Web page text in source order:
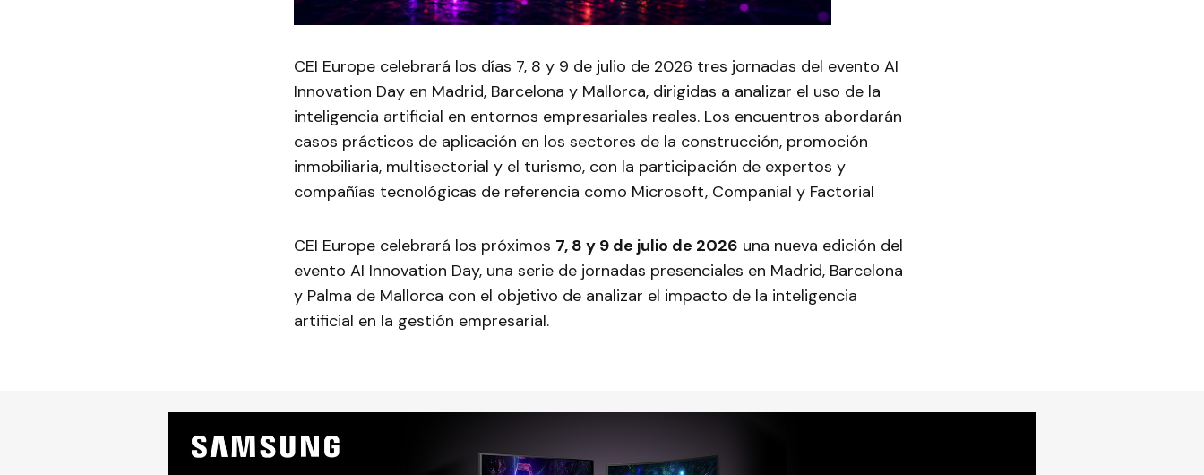
CEI Europe celebrará los días 7, 8 y 9 de julio de 2026 tres jornadas del evento AI
Innovation Day en Madrid, Barcelona y Mallorca, dirigidas a analizar el uso de la
inteligencia artificial en entornos empresariales reales. Los encuentros abordarán
casos prácticos de aplicación en los sectores de la construcción, promoción
inmobiliaria, multisectorial y el turismo, con la participación de expertos y
compañías tecnológicas de referencia como Microsoft, Companial y Factorial
CEI Europe celebrará los próximos 7, 8 y 9 de julio de 2026 una nueva edición del
evento AI Innovation Day, una serie de jornadas presenciales en Madrid, Barcelona
y Palma de Mallorca con el objetivo de analizar el impacto de la inteligencia
artificial en la gestión empresarial.